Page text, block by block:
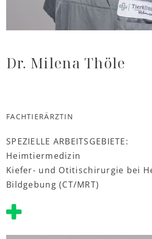
Dr. Milena Thöle
FACHTIERÄRZTIN
SPEZIELLE ARBEITSGEBIETE:
Heimtiermedizin
Kiefer- und Otitischirurgie bei
Bildgebung (CT/MRT)